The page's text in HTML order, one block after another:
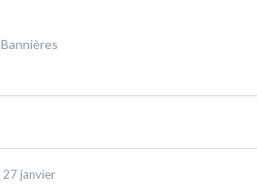
Bannières
27 janvier